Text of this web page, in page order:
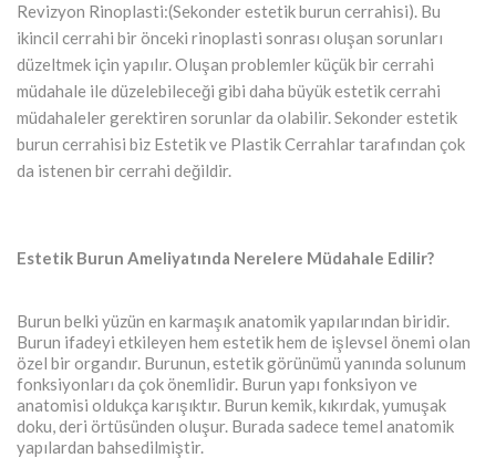
Revizyon Rinoplasti:(Sekonder estetik burun cerrahisi). Bu
ikincil cerrahi bir önceki rinoplasti sonrası oluşan sorunları
düzeltmek için yapılır. Oluşan problemler küçük bir cerrahi
müdahale ile düzelebileceği gibi daha büyük estetik cerrahi
müdahaleler gerektiren sorunlar da olabilir. Sekonder estetik
burun cerrahisi biz Estetik ve Plastik Cerrahlar tarafından çok
da istenen bir cerrahi değildir.
Estetik Burun Ameliyatında Nerelere Müdahale Edilir?
Burun belki yüzün en karmaşık anatomik yapılarından biridir.
Burun ifadeyi etkileyen hem estetik hem de işlevsel önemi olan
özel bir organdır. Burunun, estetik görünümü yanında solunum
fonksiyonları da çok önemlidir. Burun yapı fonksiyon ve
anatomisi oldukça karışıktır. Burun kemik, kıkırdak, yumuşak
doku, deri örtüsünden oluşur. Burada sadece temel anatomik
yapılardan bahsedilmiştir.